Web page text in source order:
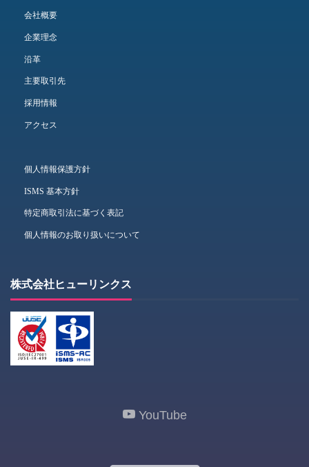
会社概要
企業理念
沿革
主要取引先
採用情報
アクセス
個人情報保護方針
ISMS 基本方針
特定商取引法に基づく表記
個人情報のお取り扱いについて
株式会社ヒューリンクス
YouTube